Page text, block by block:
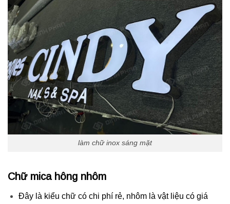
làm chữ inox sáng mặt
Chữ mica hông nhôm
Đây là kiểu chữ có chi phí rẻ, nhôm là vật liệu có giá